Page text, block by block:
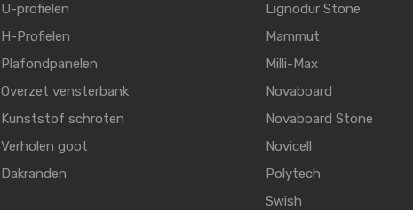
U-profielen
H-Profielen
Plafondpanelen
Overzet vensterbank
Kunststof schroten
Verholen goot
Dakranden
Lignodur Stone
Mammut
Milli-Max
Novaboard
Novaboard Stone
Novicell
Polytech
Swish